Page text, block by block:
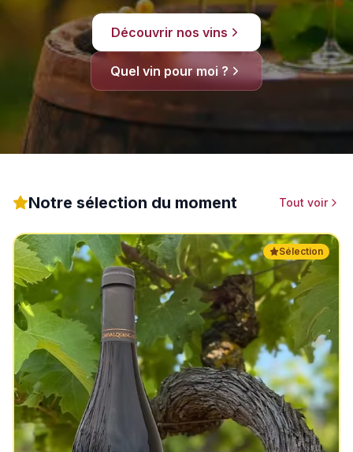
Découvrir nos vins
Quel vin pour moi ?
Notre sélection du moment Tout voir
Sélection